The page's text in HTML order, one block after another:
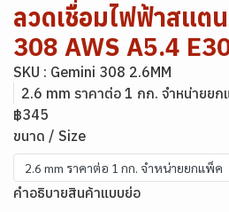
ลวดเชื่อมไฟฟ้าสแต
308 AWS A5.4
SKU : Gemini 308 2.6MM
2.6 mm ราคาต่อ 1 กก. จำหน่ายย
฿345
ขนาด / Size
2.6 mm ราคาต่อ 1 กก. จำหน่ายยกแพ็ค
คำอธิบายสินค้าแบบย่อ